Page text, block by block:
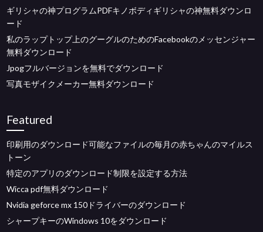
ギリシャの神プログラムPDFキノボディギリシャの神無料ダウンロ
ード
私のラップトップ上のグーグルのためのFacebookのメッセンジャー
無料ダウンロード
Jpogフルバージョンを無料でダウンロード
写真モザイクメーカー無料ダウンロード
Featured
印刷用のダウンロード可能なファイルの毎月の赤ちゃんのマイルス
トーン
特定のアプリのダウンロード制限を設定する方法
Wicca pdf無料ダウンロード
Nvidia geforce mx 150ドライバーのダウンロード
シャープキーのWindows 10をダウンロード